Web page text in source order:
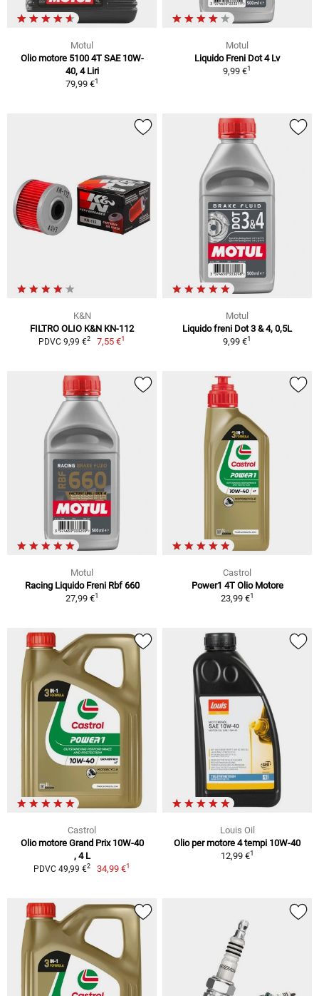
Motul
Olio motore 5100 4T SAE 10W-
40, 4 Liri
79,99 €1
Motul
Liquido Freni Dot 4 Lv
9,99 €1
K&N
FILTRO OLIO K&N KN-112
PDVC 9,99 €2 7,55 €1
Motul
Liquido freni Dot 3 & 4, 0,5L
9,99 €1
Motul
Racing Liquido Freni Rbf 660
27,99 €1
Castrol
Power1 4T Olio Motore
23,99 €1
Castrol
Olio motore Grand Prix 10W-40
, 4 L
PDVC 49,99 €2 34,99 €1
Louis Oil
Olio per motore 4 tempi 10W-40
12,99 €1